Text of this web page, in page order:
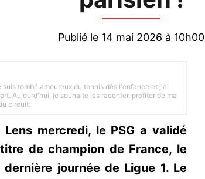
Publié le 14 mai 2026 à 10h00
tombé amoureux du tennis dès l'enfance et j'ai
Aujourd'hui, je souhaite les raconter, profiter de ma
circuit.
mercredi, le PSG a validé
de champion de France, le
journée de Ligue 1. Le